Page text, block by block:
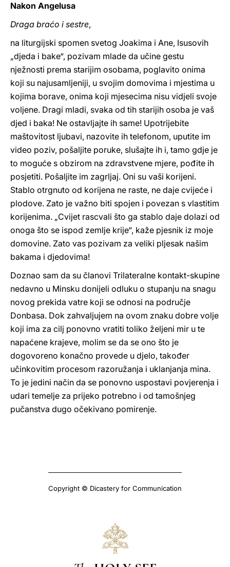
Nakon Angelusa
Draga braćo i sestre,
na liturgijski spomen svetog Joakima i Ane, Isusovih
„djeda i bake“, pozivam mlade da učine gestu
nježnosti prema starijim osobama, poglavito onima
koji su najusamljeniji, u svojim domovima i mjestima u
kojima borave, onima koji mjesecima nisu vidjeli svoje
voljene. Dragi mladi, svaka od tih starijih osoba je vaš
djed i baka! Ne ostavljajte ih same! Upotrijebite
maštovitost ljubavi, nazovite ih telefonom, uputite im
video poziv, pošaljite poruke, slušajte ih i, tamo gdje je
to moguće s obzirom na zdravstvene mjere, pođite ih
posjetiti. Pošaljite im zagrljaj. Oni su vaši korijeni.
Stablo otrgnuto od korijena ne raste, ne daje cvijeće i
plodove. Zato je važno biti spojen i povezan s vlastitim
korijenima. „Cvijet rascvali što ga stablo daje dolazi od
onoga što se ispod zemlje krije“, kaže pjesnik iz moje
domovine. Zato vas pozivam za veliki pljesak našim
bakama i djedovima!
Doznao sam da su članovi Trilateralne kontakt-skupine
nedavno u Minsku donijeli odluku o stupanju na snagu
novog prekida vatre koji se odnosi na područje
Donbasa. Dok zahvaljujem na ovom znaku dobre volje
koji ima za cilj ponovno vratiti toliko željeni mir u te
napaćene krajeve, molim se da se ono što je
dogovoreno konačno provede u djelo, također
učinkovitim procesom razoružanja i uklanjanja mina.
To je jedini način da se ponovno uspostavi povjerenja i
udari temelje za prijeko potrebno i od tamošnjeg
pučanstva dugo očekivano pomirenje.
Copyright © Dicastery for Communication